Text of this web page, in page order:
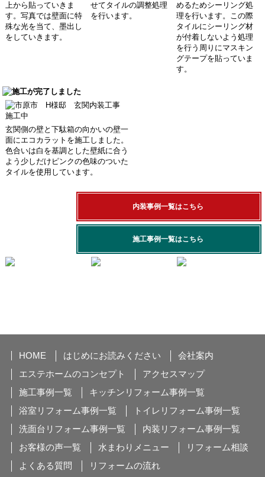
上から貼っていきま
す。写真では壁面に特
殊な光を当て、墨出し
をしていきます。
せてタイルの調整処理
を行います。
めるためシーリング処
理を行います。この際
タイルにシーリング材
が付着しないよう処理
を行う周りにマスキン
グテープを貼っていま
す。
玄関側の壁と下駄箱の向かいの壁一
面にエコカラットを施工しました。
色合いは白を基調とした壁紙に合う
よう少しだけピンクの色味のついた
タイルを使用しています。
内装事例一覧はこちら
施工事例一覧はこちら
HOME はじめにお読みください
会社案内
エステホームのコンセプト
アクセスマップ
施工事例一覧
キッチンリフォーム事例一覧
浴室リフォーム事例一覧
トイレリフォーム事例一覧
洗面台リフォーム事例一覧
内装リフォーム事例一覧
お客様の声一覧
水まわりメニュー
リフォーム相談
よくある質問
リフォームの流れ